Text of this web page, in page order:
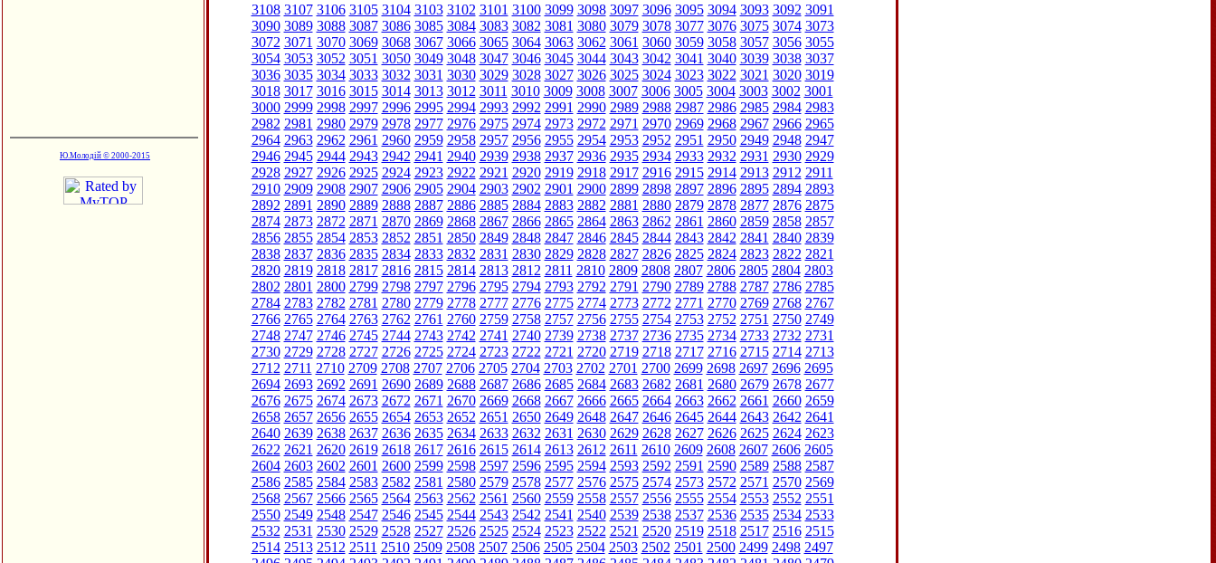
Ю.Молодій © 2000-2015
3108 3107 3106 3105 3104 3103 3102 3101 3100 3099 3098 3097 3096 3095 3094 3093 3092 3091
3090 3089 3088 3087 3086 3085 3084 3083 3082 3081 3080 3079 3078 3077 3076 3075 3074 3073
3072 3071 3070 3069 3068 3067 3066 3065 3064 3063 3062 3061 3060 3059 3058 3057 3056 3055
3054 3053 3052 3051 3050 3049 3048 3047 3046 3045 3044 3043 3042 3041 3040 3039 3038 3037
3036 3035 3034 3033 3032 3031 3030 3029 3028 3027 3026 3025 3024 3023 3022 3021 3020 3019
3018 3017 3016 3015 3014 3013 3012 3011 3010 3009 3008 3007 3006 3005 3004 3003 3002 3001
3000 2999 2998 2997 2996 2995 2994 2993 2992 2991 2990 2989 2988 2987 2986 2985 2984 2983
2982 2981 2980 2979 2978 2977 2976 2975 2974 2973 2972 2971 2970 2969 2968 2967 2966 2965
2964 2963 2962 2961 2960 2959 2958 2957 2956 2955 2954 2953 2952 2951 2950 2949 2948 2947
2946 2945 2944 2943 2942 2941 2940 2939 2938 2937 2936 2935 2934 2933 2932 2931 2930 2929
2928 2927 2926 2925 2924 2923 2922 2921 2920 2919 2918 2917 2916 2915 2914 2913 2912 2911
2910 2909 2908 2907 2906 2905 2904 2903 2902 2901 2900 2899 2898 2897 2896 2895 2894 2893
2892 2891 2890 2889 2888 2887 2886 2885 2884 2883 2882 2881 2880 2879 2878 2877 2876 2875
2874 2873 2872 2871 2870 2869 2868 2867 2866 2865 2864 2863 2862 2861 2860 2859 2858 2857
2856 2855 2854 2853 2852 2851 2850 2849 2848 2847 2846 2845 2844 2843 2842 2841 2840 2839
2838 2837 2836 2835 2834 2833 2832 2831 2830 2829 2828 2827 2826 2825 2824 2823 2822 2821
2820 2819 2818 2817 2816 2815 2814 2813 2812 2811 2810 2809 2808 2807 2806 2805 2804 2803
2802 2801 2800 2799 2798 2797 2796 2795 2794 2793 2792 2791 2790 2789 2788 2787 2786 2785
2784 2783 2782 2781 2780 2779 2778 2777 2776 2775 2774 2773 2772 2771 2770 2769 2768 2767
2766 2765 2764 2763 2762 2761 2760 2759 2758 2757 2756 2755 2754 2753 2752 2751 2750 2749
2748 2747 2746 2745 2744 2743 2742 2741 2740 2739 2738 2737 2736 2735 2734 2733 2732 2731
2730 2729 2728 2727 2726 2725 2724 2723 2722 2721 2720 2719 2718 2717 2716 2715 2714 2713
2712 2711 2710 2709 2708 2707 2706 2705 2704 2703 2702 2701 2700 2699 2698 2697 2696 2695
2694 2693 2692 2691 2690 2689 2688 2687 2686 2685 2684 2683 2682 2681 2680 2679 2678 2677
2676 2675 2674 2673 2672 2671 2670 2669 2668 2667 2666 2665 2664 2663 2662 2661 2660 2659
2658 2657 2656 2655 2654 2653 2652 2651 2650 2649 2648 2647 2646 2645 2644 2643 2642 2641
2640 2639 2638 2637 2636 2635 2634 2633 2632 2631 2630 2629 2628 2627 2626 2625 2624 2623
2622 2621 2620 2619 2618 2617 2616 2615 2614 2613 2612 2611 2610 2609 2608 2607 2606 2605
2604 2603 2602 2601 2600 2599 2598 2597 2596 2595 2594 2593 2592 2591 2590 2589 2588 2587
2586 2585 2584 2583 2582 2581 2580 2579 2578 2577 2576 2575 2574 2573 2572 2571 2570 2569
2568 2567 2566 2565 2564 2563 2562 2561 2560 2559 2558 2557 2556 2555 2554 2553 2552 2551
2550 2549 2548 2547 2546 2545 2544 2543 2542 2541 2540 2539 2538 2537 2536 2535 2534 2533
2532 2531 2530 2529 2528 2527 2526 2525 2524 2523 2522 2521 2520 2519 2518 2517 2516 2515
2514 2513 2512 2511 2510 2509 2508 2507 2506 2505 2504 2503 2502 2501 2500 2499 2498 2497